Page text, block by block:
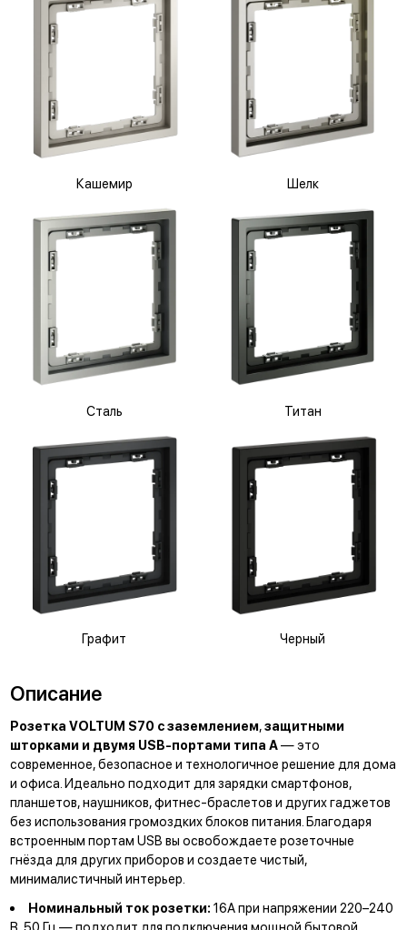
Кашемир Шелк
Сталь Титан
Графит Черный
Описание
Розетка VOLTUM S70 с заземлением,защитными
шторками и двумя USB-портами типа А— это
современное, безопасное и технологичное решение для дома
и офиса. Идеально подходит для зарядки смартфонов,
планшетов, наушников, фитнес-браслетов и других гаджетов
без использования громоздких блоков питания. Благодаря
встроенным портам USB вы освобождаете розеточные
гнёзда для других приборов и создаете чистый,
минималистичный интерьер.
Номинальный ток розетки: 16А при напряжении 220–240
В, 50 Гц — подходит для подключения мощной бытовой